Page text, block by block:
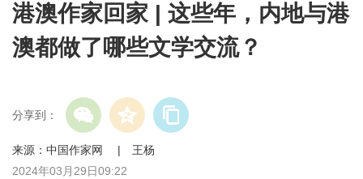
港澳作家回家 | 这些年，内地与港
澳都做了哪些文学交流？
分享到：
来源：中国作家网 | 王杨
2024年03月29日09:22